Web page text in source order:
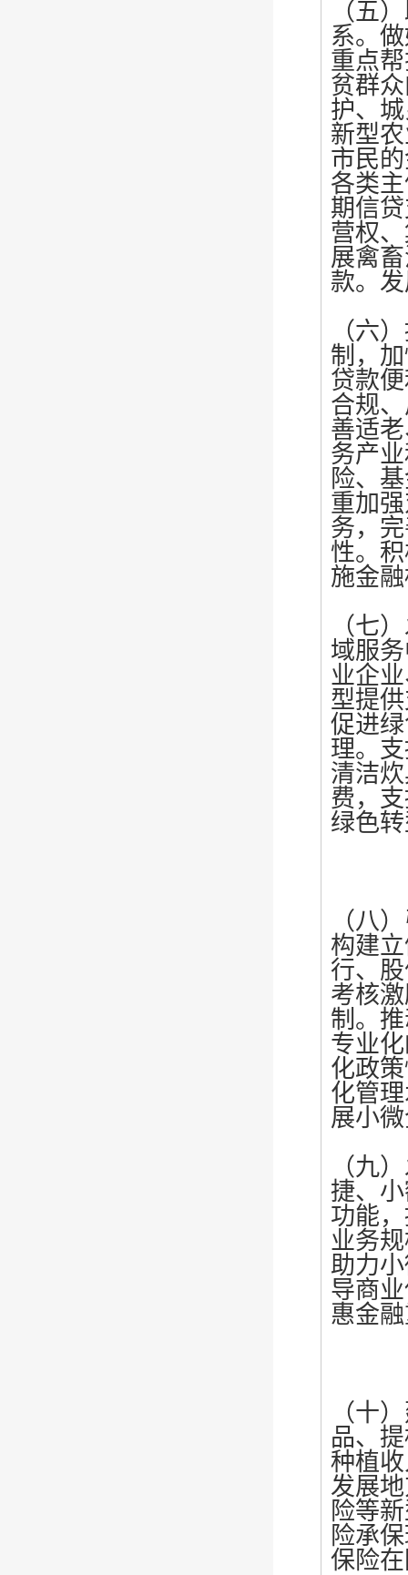
（五
系。
重点
贫群
护、
新型
市民
各类
期信
营权
展禽
款。
（六
制，
贷款
合规
善适
务产
险、
重加
务，
性。
施金
（七
域服
业企
型提
促进
理。
清洁
费，
绿色
（八
构建
行、
考核
制。
专业
化政
化管
展小
（九
捷、
功能
业务
助力
导商
惠金
（十
品、
种植
发展
险等
险承
保险